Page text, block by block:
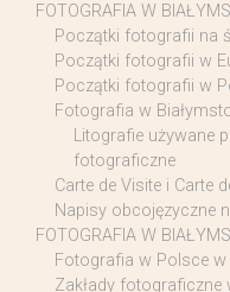
FOTOGRAFIA W
Początki fotografii na
Początki fotografii w
Początki fotografii w
Fotografia w
Litografie używane
fotograficzne
Carte de Visite i Carte
Napisy obcojęzyczne
FOTOGRAFIA W
Fotografia w Polsce
Zakłady fotograficzne